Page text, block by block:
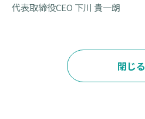
代表取締役CEO 下川 貴一朗
閉じる